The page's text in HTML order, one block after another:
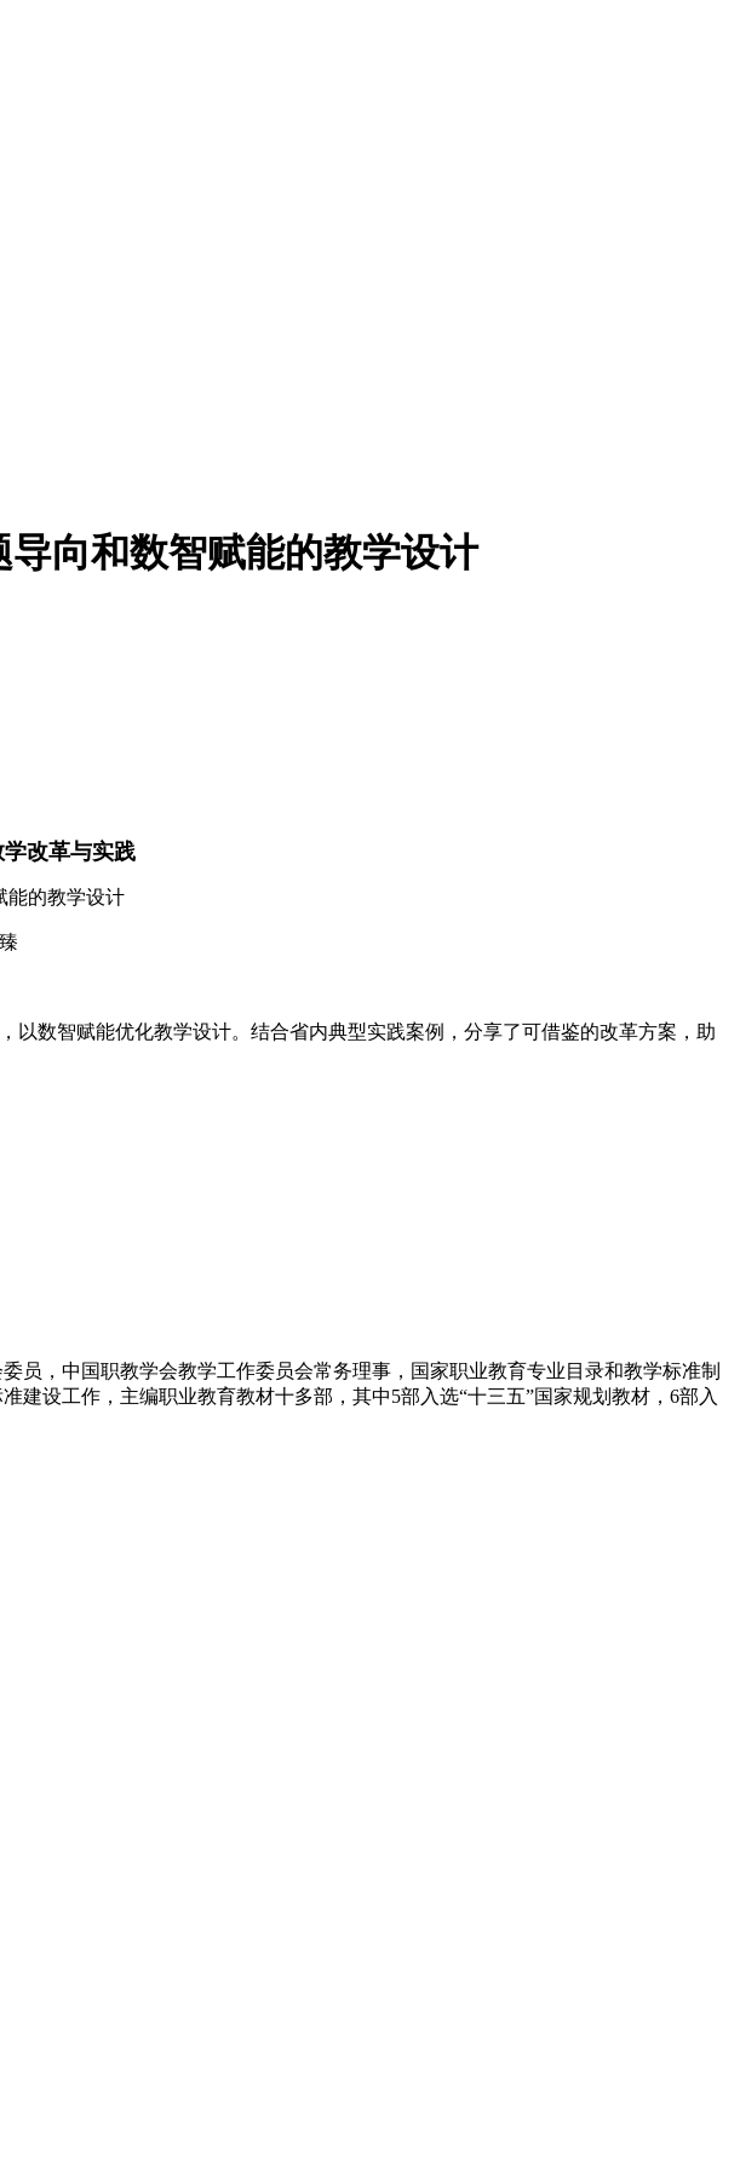
向和数智赋能的教学设计
改革与实践
的教学设计
数智赋能优化教学设计。结合省内典型实践案例，分享了可借鉴的改革方案，助
员，中国职教学会教学工作委员会常务理事，国家职业教育专业目录和教学标准制
设工作，主编职业教育教材十多部，其中5部入选“十三五”国家规划教材，6部入